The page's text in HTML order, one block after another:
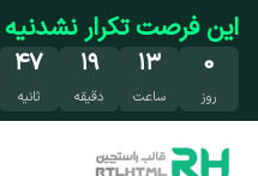
رفتن به محتوای اصلی
تخفیف فقط این هفته
۰
روز
۱۳
ساعت
۱۹
دقیقه
۴۶
ثانیه